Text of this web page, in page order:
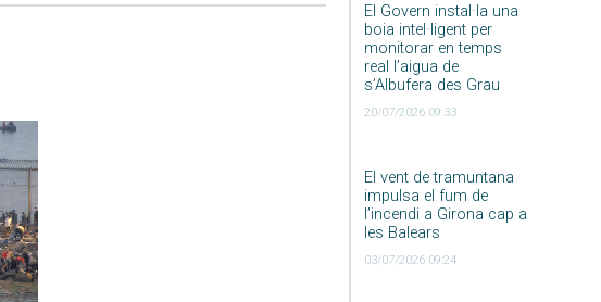
El Govern instal·la una
boia intel·ligent per
monitorar en temps
real l’aigua de
s’Albufera des Grau
20/07/2026 09:33
El vent de tramuntana
impulsa el fum de
l’incendi a Girona cap a
les Balears
03/07/2026 09:24